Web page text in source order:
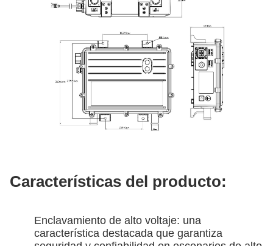
Características del producto:
Enclavamiento de alto voltaje: una
característica destacada que garantiza